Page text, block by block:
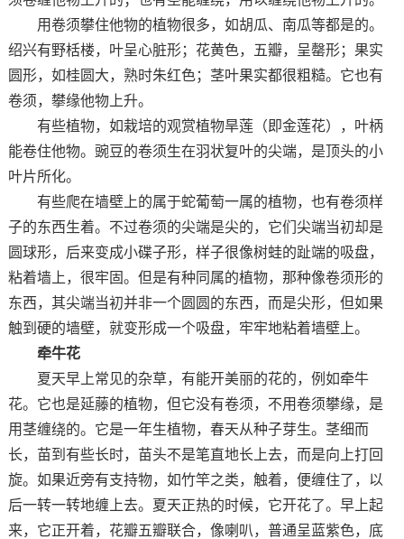
用卷须攀住他物的植物很多，如胡瓜、南瓜等都是的。
绍兴有野栝楼，叶呈心脏形；花黄色，五瓣，呈罄形；果实
圆形，如桂圆大，熟时朱红色；茎叶果实都很粗糙。它也有
卷须，攀缘他物上升。
有些植物，如栽培的观赏植物旱莲（即金莲花），叶柄
能卷住他物。豌豆的卷须生在羽状复叶的尖端，是顶头的小
叶片所化。
有些爬在墙壁上的属于蛇葡萄一属的植物，也有卷须样
子的东西生着。不过卷须的尖端是尖的，它们尖端当初却是
圆球形，后来变成小碟子形，样子很像树蛙的趾端的吸盘，
粘着墙上，很牢固。但是有种同属的植物，那种像卷须形的
东西，其尖端当初并非一个圆圆的东西，而是尖形，但如果
触到硬的墙壁，就变形成一个吸盘，牢牢地粘着墙壁上。
牵牛花
夏天早上常见的杂草，有能开美丽的花的，例如牵牛
花。它也是延藤的植物，但它没有卷须，不用卷须攀缘，是
用茎缠绕的。它是一年生植物，春天从种子芽生。茎细而
长，苗到有些长时，苗头不是笔直地长上去，而是向上打回
旋。如果近旁有支持物，如竹竿之类，触着，便缠住了，以
后一转一转地缠上去。夏天正热的时候，它开花了。早上起
来，它正开着，花瓣五瓣联合，像喇叭，普通呈蓝紫色，底